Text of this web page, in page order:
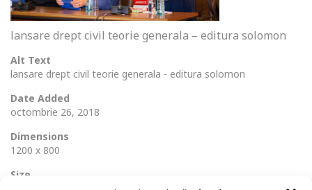
lansare drept civil teorie generala – editura solomon
Alt Text
lansare drept civil teorie generala - editura solomon
Date Added
octombrie 26, 2018
Dimensions
1200 x 800
Size